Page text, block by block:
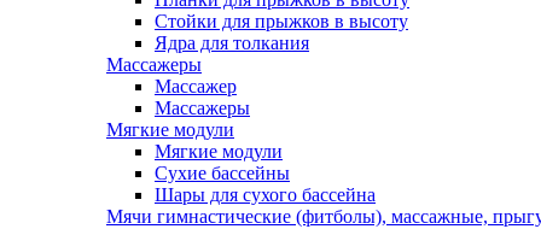
Стойки для прыжков в высоту
Ядра для толкания
Массажеры
Массажер
Массажеры
Мягкие модули
Мягкие модули
Сухие бассейны
Шары для сухого бассейна
Мячи гимнастические (фитболы), массажные,